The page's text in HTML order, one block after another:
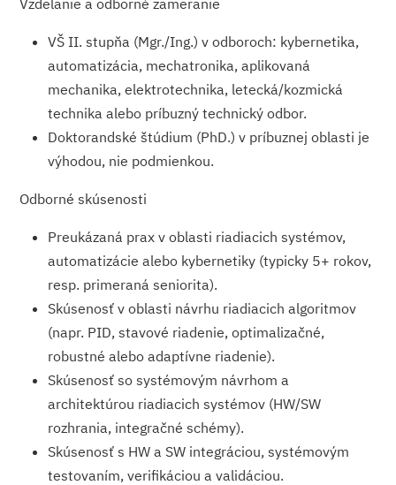
Vzdelanie a odborné zameranie
VŠ II. stupňa (Mgr./Ing.) v odboroch: kybernetika,
automatizácia, mechatronika, aplikovaná
mechanika, elektrotechnika, letecká/kozmická
technika alebo príbuzný technický odbor.
Doktorandské štúdium (PhD.) v príbuznej oblasti je
výhodou, nie podmienkou.
Odborné skúsenosti
Preukázaná prax v oblasti riadiacich systémov,
automatizácie alebo kybernetiky (typicky 5+ rokov,
resp. primeraná seniorita).
Skúsenosť v oblasti návrhu riadiacich algoritmov
(napr. PID, stavové riadenie, optimalizačné,
robustné alebo adaptívne riadenie).
Skúsenosť so systémovým návrhom a
architektúrou riadiacich systémov (HW/SW
rozhrania, integračné schémy).
Skúsenosť s HW a SW integráciou, systémovým
testovaním, verifikáciou a validáciou.